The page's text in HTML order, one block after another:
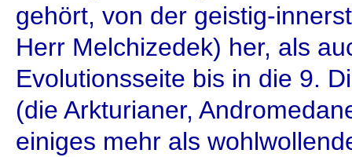
gehört, von der geistig-
Herr Melchizedek) her, als
Evolutionsseite bis in die 9.
(die Arkturianer,
einiges mehr als